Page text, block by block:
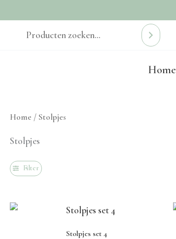
Home
Home / Stolpjes
Stolpjes
Filter
Stolpjes set 4